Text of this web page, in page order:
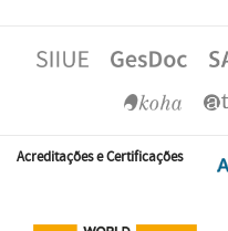
Acreditações e Certificações